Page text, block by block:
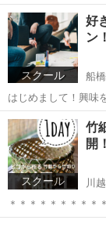
モノの「認識力育成
埼玉 熊谷市
スクール
好
ン
船
はじめまして！興味
す。 長文で長くなりますが、読むだけで英会話を学ぶポイントになっ
てもらえたら嬉しいと思います。 より多
みを私なりの解釈で
千葉 船橋市
スクール
竹
開
川
＊＊＊＊＊＊＊＊＊
＊＊＊＊＊＊＊ 竹細工教室2026 開催スケジュール！ ９月 ６日（土曜